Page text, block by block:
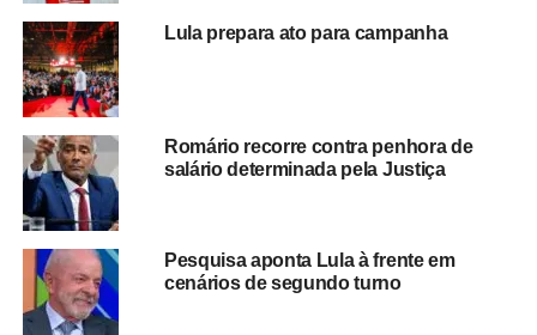
financiamento indireto a ditaduras
trabalhistas dos profissionais estrangeiros.
Enquanto isso, aliados de Bolsonaro avaliam que o
contra políticas públicas implementadas durante os
governos petistas e abrir caminho para novas
investigações internacionais.
Lula prepara ato para campanha
Romário recorre contra penhora de
salário determinada pela Justiça
Pesquisa aponta Lula à frente em
cenários de segundo turno